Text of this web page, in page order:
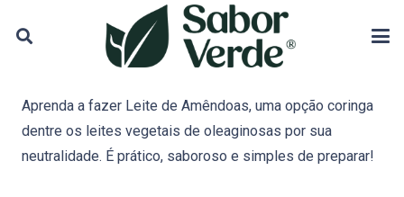
Aprenda a fazer Leite de Amêndoas, uma opção coringa
dentre os leites vegetais de oleaginosas por sua
neutralidade. É prático, saboroso e simples de preparar!